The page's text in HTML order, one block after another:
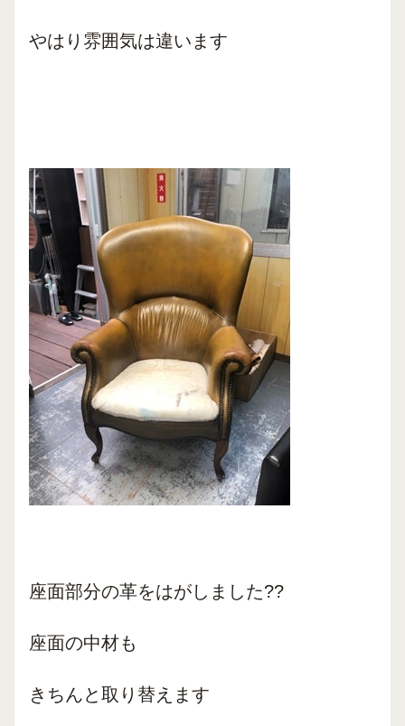
やはり雰囲気は違います
座面部分の革をはがしました??
座面の中材も
きちんと取り替えます